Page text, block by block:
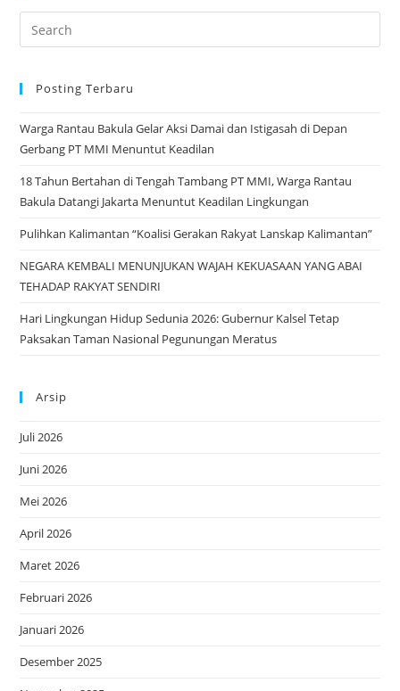
Posting Terbaru
Warga Rantau Bakula Gelar Aksi Damai dan Istigasah di Depan
Gerbang PT MMI Menuntut Keadilan
18 Tahun Bertahan di Tengah Tambang PT MMI, Warga Rantau
Bakula Datangi Jakarta Menuntut Keadilan Lingkungan
Pulihkan Kalimantan “Koalisi Gerakan Rakyat Lanskap Kalimantan”
NEGARA KEMBALI MENUNJUKAN WAJAH KEKUASAAN YANG ABAI
TEHADAP RAKYAT SENDIRI
Hari Lingkungan Hidup Sedunia 2026: Gubernur Kalsel Tetap
Paksakan Taman Nasional Pegunungan Meratus
Arsip
Juli 2026
Juni 2026
Mei 2026
April 2026
Maret 2026
Februari 2026
Januari 2026
Desember 2025